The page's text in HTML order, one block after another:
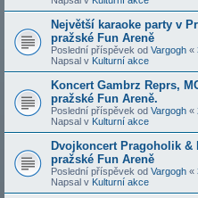
Největší karaoke party v
pražské Fun Areně
Poslední příspěvek od Vargogh «
Napsal v Kulturní akce
Koncert Gambrz Reprs,
pražské Fun Areně.
Poslední příspěvek od Vargogh «
Napsal v Kulturní akce
Dvojkoncert Pragoholik &
pražské Fun Areně
Poslední příspěvek od Vargogh «
Napsal v Kulturní akce